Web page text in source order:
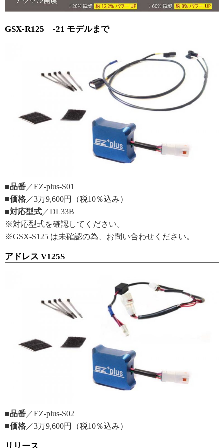
GSX-R125 -21 モデルまで
■品番 ／EZ-plus-S01
■価格 ／3万9,600円（税10％込み）
■対応型式 ／DL33B
※対応型式を確認してください。
※GSX-S125 は未確認の為、お問い合わせください。
アドレス V125S
■品番 ／EZ-plus-S02
■価格 ／3万9,600円（税10％込み）